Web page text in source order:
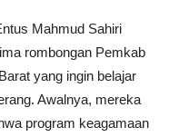
Mahmud Sahiri
rombongan Pemkab
yang ingin belajar
Awalnya, mereka
program keagamaan